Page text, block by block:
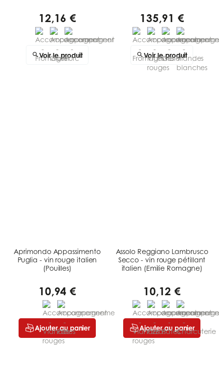
12,16 €
Voir le produit
135,91 €
Voir le produit
Aprimondo Appassimento
Puglia - vin rouge italien
(Pouilles)
10,94 €
Ajouter au panier
Assolo Reggiano Lambrusco
Secco - vin rouge pétillant
italien (Emilie Romagne)
10,12 €
Ajouter au panier